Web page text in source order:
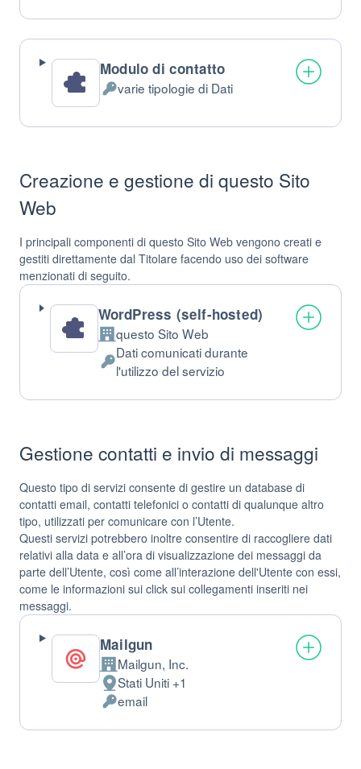
trattati:
Modulo di contatto
Dati
trattati:
varie tipologie di Dati
Creazione e gestione di questo Sito
Web
I principali componenti di questo Sito Web vengono creati e
gestiti direttamente dal Titolare facendo uso dei software
menzionati di seguito.
WordPress (self-hosted)
Azienda:
questo Sito Web
Dati
trattati:
Dati comunicati durante
l'utilizzo del servizio
Gestione contatti e invio di messaggi
Questo tipo di servizi consente di gestire un database di
contatti email, contatti telefonici o contatti di qualunque altro
tipo, utilizzati per comunicare con l’Utente.
Questi servizi potrebbero inoltre consentire di raccogliere dati
relativi alla data e all’ora di visualizzazione dei messaggi da
parte dell’Utente, così come all’interazione dell'Utente con essi,
come le informazioni sui click sui collegamenti inseriti nei
messaggi.
Mailgun
Azienda:
Mailgun, Inc.
Luogo
del
trattamento:
Stati Uniti +1
Dati
Personali
email